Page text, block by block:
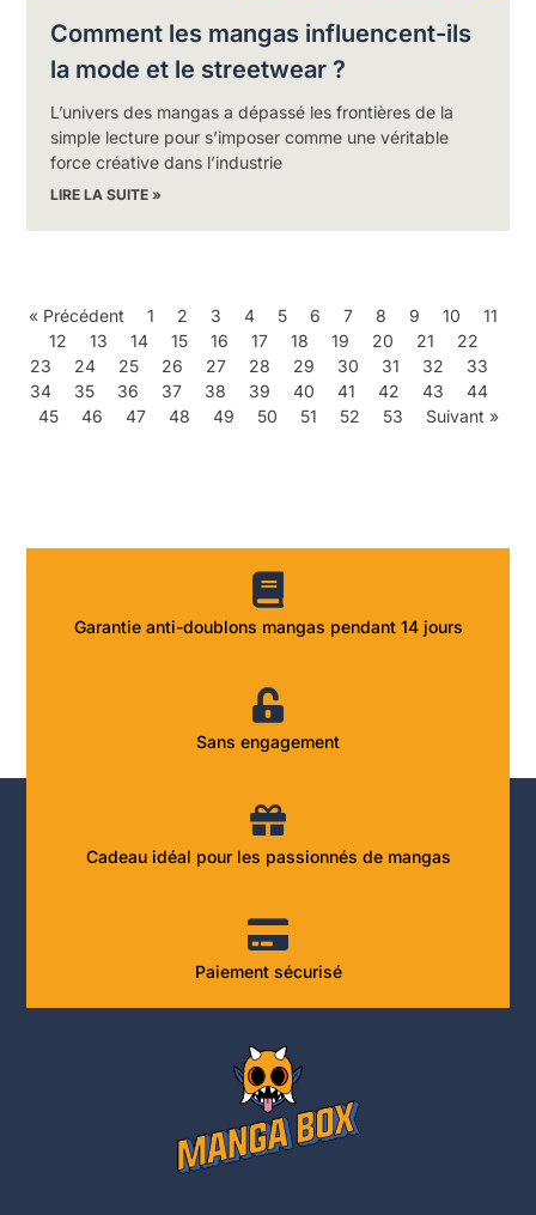
Comment les mangas influencent-ils
la mode et le streetwear ?
L’univers des mangas a dépassé les frontières de la
simple lecture pour s’imposer comme une véritable
force créative dans l’industrie
LIRE LA SUITE »
« Précédent 1 2 3 4 5 6 7 8 9 10
11
12
13 14 15 16 17 18 19 20 21
22
23
24 25 26 27 28 29 30 31 32
33
34
35 36 37 38 39 40 41 42 43
44
45
46 47 48 49 50 51 52 53 Suivant »
Garantie anti-doublons mangas pendant 14 jours
Sans engagement
Cadeau idéal pour les passionnés de mangas
Paiement sécurisé